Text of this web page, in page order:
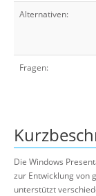
Alternativen:
Fragen:
Die Windows
zur Entwicklung von
unterstützt